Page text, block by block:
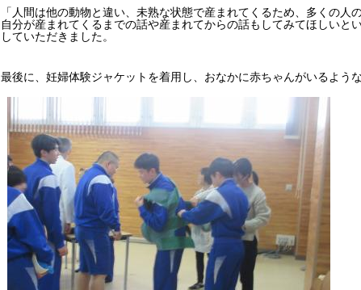
「人間は他の動物と違い、未熟な状態で産まれてくるため、多くの
自分が産まれてくるまでの話や産まれてからの話もしてみてほしい
していただきました。
最後に、妊婦体験ジャケットを着用し、おなかに赤ちゃんがいるよう